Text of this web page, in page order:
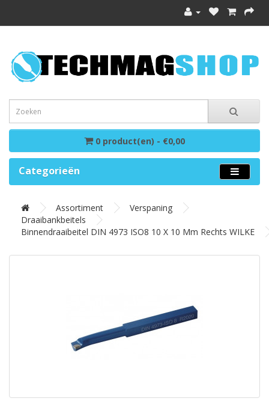
0 product(en) - €0,00
Categorieën
Assortiment
Verspaning
Draaibankbeitels
Binnendraaibeitel DIN 4973 ISO8 10 X 10 Mm Rechts WILKE